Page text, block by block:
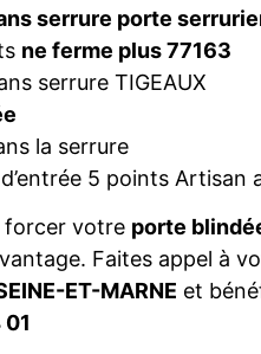
serrure porte
ne ferme plus 77163
serrure TIGEAUX
la serrure
d’entrée 5 points Artisan
forcer votre porte
Faites appel à
ET-MARNE et